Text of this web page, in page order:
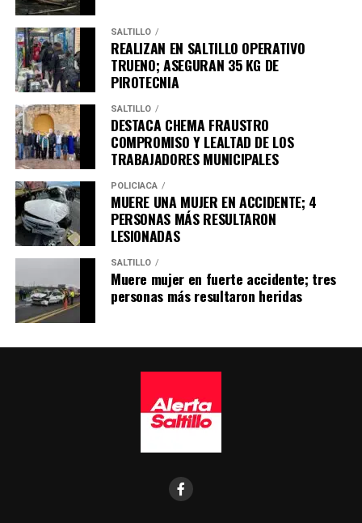
SALTILLO
REALIZAN EN SALTILLO OPERATIVO
TRUENO; ASEGURAN 35 KG DE
PIROTECNIA
SALTILLO
DESTACA CHEMA FRAUSTRO
COMPROMISO Y LEALTAD DE LOS
TRABAJADORES MUNICIPALES
POLICÍACA
MUERE UNA MUJER EN ACCIDENTE; 4
PERSONAS MÁS RESULTARON
LESIONADAS
SALTILLO
Muere mujer en fuerte accidente; tres
personas más resultaron heridas